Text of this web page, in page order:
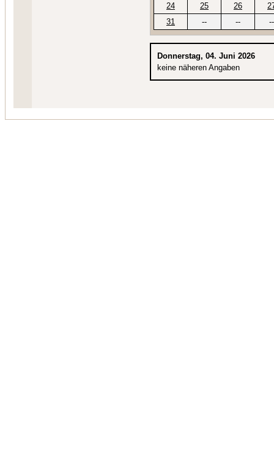
24
25 26
31
-- -- --
Donnerstag, 04. Juni 2026
keine näheren Angaben